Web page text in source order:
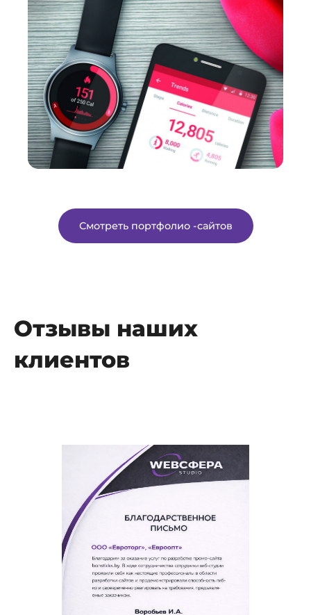
Смотреть портфолио -сайтов
Отзывы наших
клиентов